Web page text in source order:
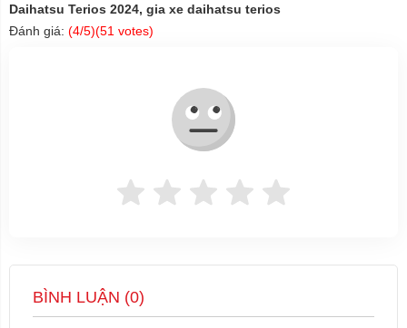
Daihatsu Terios 2024, gia xe daihatsu terios
Đánh giá: (4/5)(51 votes)
BÌNH LUẬN (0)